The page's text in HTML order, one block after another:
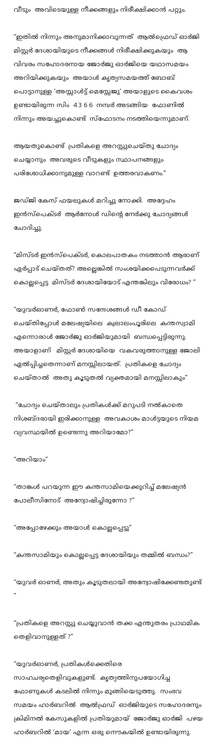
വീടും അവിടെയുള്ള നീക്കങ്ങളും നിരീക്ഷിക്കാന്‍ പറ്റും.
“ഇതില്‍ നിന്നും അനുമാനിക്കാവുന്നത്‌ ആല്‍ഫ്രെഡ് ഓര്‍ജി
മിസ്റ്റര്‍ ദേശായിയുടെ നീക്കങ്ങള്‍ നിരീക്ഷിക്കുകയും ആ
വിവരം സഹോദരനായ ജോര്‍ജു ഓര്‍ജിയെ യഥാസമയം
അറിയിക്കുകയും അയാള്‍ കൃത്യസമയത്ത് ബോബ്
പൊട്ടാനുള്ള ‘അസ്സാള്‍ട്ട് മെസ്സേജു’ അയാളുടെ കൈവശം
ഉണ്ടായിരുന്ന സിം 4 3 6 6 നമ്പര്‍ അടങ്ങിയ ഫോണില്‍
നിന്നും അയച്ചുകൊണ്ട് സ്ഫോടനം നടത്തിയെന്നുമാണ്.
ആയതുകൊണ്ട് പ്രതികളെ അറസ്റ്റുചെയ്തു ചോദ്യം
ചെയ്യാനും അവരുടെ വീടുകളും സ്ഥാപനങ്ങളും
പരിശോധിക്കാനുമുള്ള വാറണ്ട് ഉത്തരവാകണം.”
ജഡ്ജി കേസ് ഫയലുകള്‍ മറിച്ചു നോക്കി. അദ്ദേഹം
ഇന്‍സ്പെക്ടര്‍ ആര്‍നോള്‍ ഡിന്റെ നേര്‍ക്കു ചോദ്യങ്ങള്‍
ചോദിച്ചു.
“മിസ്ടര്‍ ഇന്‍സ്പെക്ടര്‍, കൊലപാതകം നടത്താന്‍ ആരാണ്
ഏര്‍പ്പാട് ചെയ്തത്? അല്ലെങ്കില്‍ സംശയിക്കപെടുന്നവര്‍ക്ക്
കൊല്ലപ്പെട്ട മിസ്ടര്‍ ദേശായിയോട് എന്തങ്കിലും വിരോധം? ”
“യുവര്‍ഓണര്‍, ഫോണ്‍ സന്ദേശങ്ങള്‍ ഡീ കോഡ്
ചെയ്തിപ്പോള്‍ മലേഷ്യയിലെ ക്വലാലംപൂരിലെ കന്തസ്വാമി
എന്നൊരാള്‍ ജോര്‍ജു ഓര്‍ജിയുമായി ബന്ധപ്പെട്ടിരുന്നു.
അയാളാണ് മിസ്റ്റര്‍ ദേശായിയെ വകവരുത്താനുള്ള ജോലി
ഏല്‍പ്പിച്ചതെന്നാണ് മനസ്സിലായത്. പ്രതികളെ ചോദ്യം
ചെയ്താല്‍ അതു കൂടുതല്‍ വ്യക്തമായി മനസ്സിലാകും”
“ചോദ്യം ചെയ്താലും പ്രതികള്‍ക്ക് മറുപടി നല്‍കാതെ
നിശബ്ദരായി ഇരിക്കാനുള്ള അവകാശം മാള്‍ട്ടയുടെ നിയമ
വ്യവസ്ഥയില്‍ ഉണ്ടെന്നു അറിയാമോ?”
“അറിയാം”
“താങ്കള്‍ പറയുന്ന ഈ കന്തസാമിയെക്കുറിച്ച് മലേഷ്യന്‍
പോലീസിനോട് അന്വോഷിച്ചിരുന്നോ ?”
“അപ്പോഴേക്കും അയാള്‍ കൊല്ലപ്പെട്ടു”
“കന്തസാമിയും കൊല്ലപ്പെട്ട ദേശായിയും തമ്മില്‍ ബന്ധം?”
“യുവര്‍ ഓണര്‍, അതും കൂടുതലായി അന്വോഷിക്കേണ്ടതുണ്ട്
”
“പ്രതികളെ അറസ്റ്റു ചെയ്യുവാന്‍ തക്ക എന്തുതരം പ്രാഥമിക
തെളിവാനുള്ളത് ?”
“യുവര്‍ഓണര്‍, പ്രതികള്‍ക്കെതിരെ
സാഹചര്യതെളിവുകളുണ്ട്. കൃത്യത്തിനുപയോഗിച്ച
ഫോണുകള്‍ കടലില്‍ നിന്നും മുങ്ങിയെടുത്തു. സംഭവ
സമയം ഹാര്‍ബറില്‍ ആല്‍ഫ്രഡ് ഓര്‍ജിയുടെ സഹോദരനും
ക്രിമിനല്‍ കേസുകളില്‍ പ്രതിയുമായ് ജോര്‍ജു ഓര്‍ജി പഴയ
ഹാര്‍ബറില്‍ ‘മായ’ എന്ന ഒരു നൌകയില്‍ ഉണ്ടായിരുന്നു.